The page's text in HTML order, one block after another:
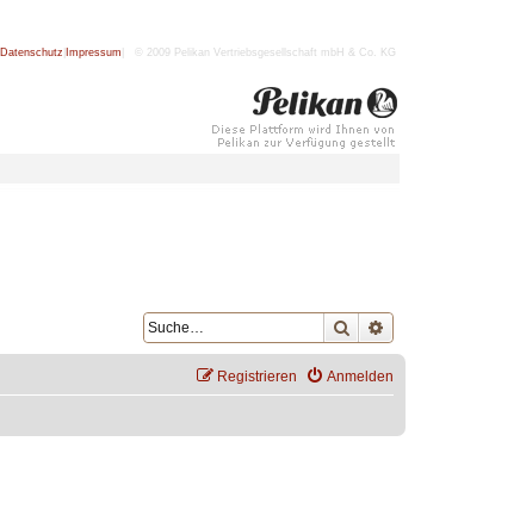
Datenschutz Impressum | © 2009 Pelikan Vertriebsgesellschaft mbH & Co. KG
Suche
Anmelden
Registrieren